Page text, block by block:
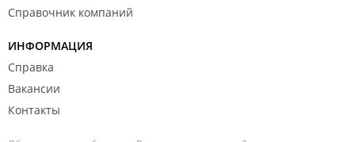
Справочник компаний
ИНФОРМАЦИЯ
Справка
Вакансии
Контакты